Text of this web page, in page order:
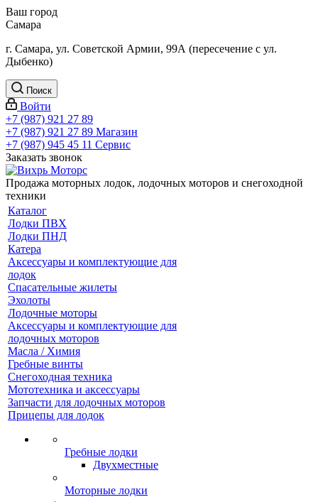
Ваш город
Самара
г. Самара, ул. Советской Армии, 99А (пересечение с ул.
Дыбенко)
Поиск
Войти
+7 (987) 921 27 89
+7 (987) 921 27 89 Магазин
+7 (987) 945 45 11 Сервис
Заказать звонок
Продажа моторных лодок, лодочных моторов и снегоходной
техники
Каталог
Лодки ПВХ
Лодки ПНД
Катера
Аксессуары и комплектующие для
лодок
Спасательные жилеты
Эхолоты
Лодочные моторы
Аксессуары и комплектующие для
лодочных моторов
Масла / Химия
Гребные винты
Снегоходная техника
Мототехника и аксессуары
Запчасти для лодочных моторов
Прицепы для лодок
Гребные лодки
Двухместные
Моторные лодки